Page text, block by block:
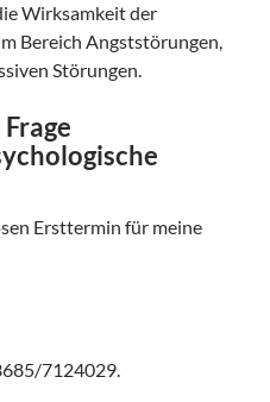
Wirksamkeit der
Bereich Angststörungen,
Störungen.
Ersttermin für meine
7124029.